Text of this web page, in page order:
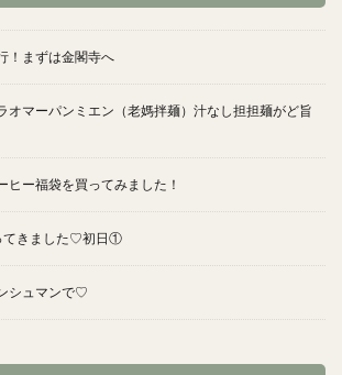
！まずは金閣寺へ
オマーパンミエン（老媽拌麺）汁なし担担麺がど旨
ー福袋を買ってみました！
てきました♡初日①
シュマンで♡